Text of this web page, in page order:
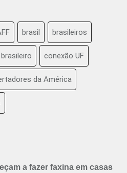
brasil brasileiros
conexão UF
da América
a fazer faxina em casas